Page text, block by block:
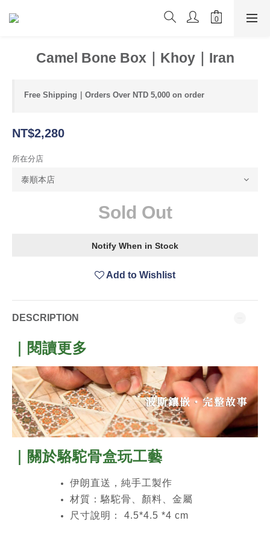
Camel Bone Box｜Khoy｜Iran
Free Shipping｜Orders Over NTD 5,000 on order
NT$2,280
所在分店
Sold Out
Notify When in Stock
Add to Wishlist
DESCRIPTION
｜閱讀更多
｜關於駱駝骨盒玩工藝
伊朗直送，純手工製作
材質：駱駝骨、顏料、金屬
尺寸說明： 4.5*4.5 *4 cm